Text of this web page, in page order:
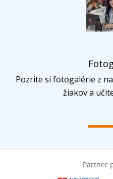
Pozrite si fotogalérie z
žiakov a
Partner